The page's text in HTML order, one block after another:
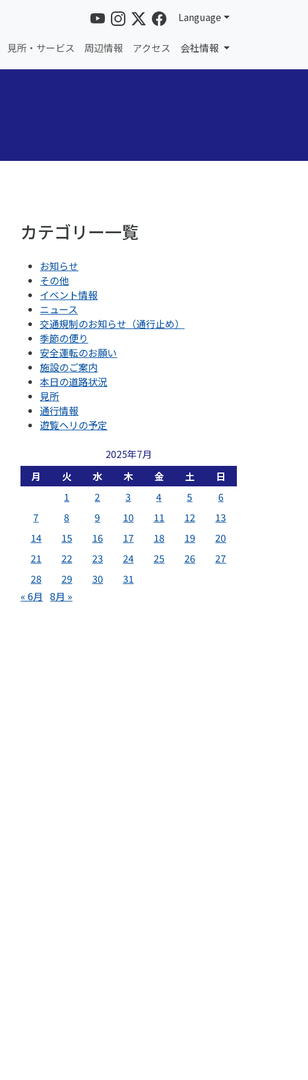
Language
見所・サービス 周辺情報 アクセス 会社情報
カテゴリー一覧
お知らせ
その他
イベント情報
ニュース
交通規制のお知らせ（通行止め）
季節の便り
安全運転のお願い
施設のご案内
本日の道路状況
見所
通行情報
遊覧ヘリの予定
2025年7月
月
火 水 木 金 土
日
1
2 3 4 5
6
7
8 9 10 11 12
13
14
15 16 17 18 19
20
21
22 23 24 25 26
27
28
29 30
31
« 6月 8月 »